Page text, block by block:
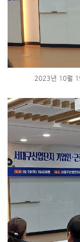
2023년 10월